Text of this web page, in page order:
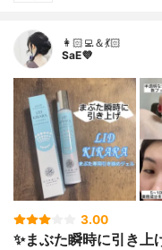
👩🏻‍💻＆💃🏻
SaE💜
3.00
✨まぶた瞬時に引き上